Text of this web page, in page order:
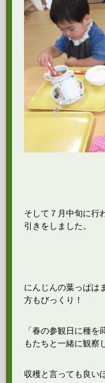
そして７月中旬に行
引きをしました。
にんじんの葉っぱは
方もびっくり！
「春の参観日に種
もたちと一緒に観察
収穫と言っても良い